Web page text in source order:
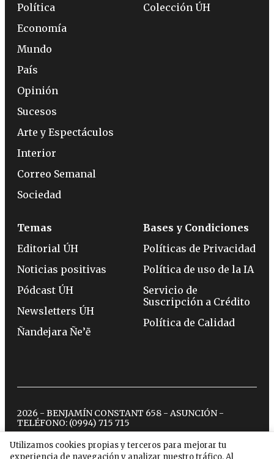
Utilizamos cookies propias y terceros para mejorar tu
experiencia de navegación y analizar nuestro tráfico. Al
Política
Economía
Mundo
País
Opinión
Sucesos
Arte y Espectáculos
Interior
Correo Semanal
Sociedad
Colección ÚH
Temas
Editorial ÚH
Noticias positivas
Pódcast ÚH
Newsletters ÚH
Ñandejara Ñe’ẽ
Bases y Condiciones
Políticas de Privacidad
Política de uso de la IA
Servicio de
Suscripción a Crédito
Política de Calidad
2026 - BENJAMÍN CONSTANT 658 - ASUNCIÓN -
TELÉFONO: (0994) 715 715